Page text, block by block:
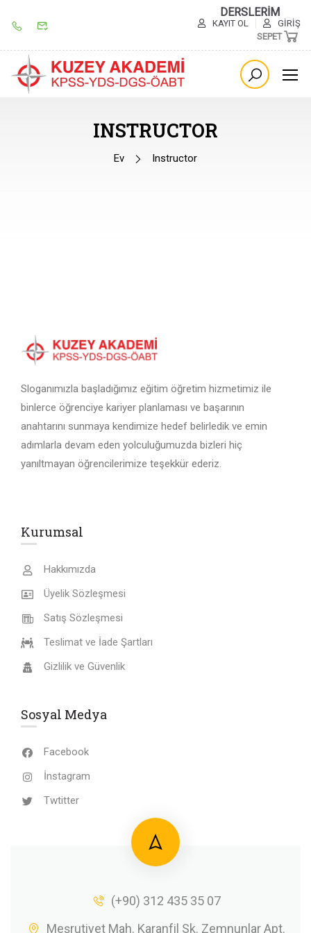
DERSLERİM
KAYIT OL
GIRIŞ
SEPET
INSTRUCTOR
Ev Instructor
Sloganımızla başladığımız eğitim öğretim hizmetimiz ile
binlerce öğrenciye kariyer planlaması ve başarının
anahtarını sunmaya kendimize hedef belirledik ve emin
adımlarla devam eden yolculuğumuzda bizleri hiç
yanıltmayan öğrencilerimize teşekkür ederiz.
Kurumsal
Hakkımızda
Üyelik Sözleşmesi
Satış Sözleşmesi
Teslimat ve İade Şartları
Gizlilik ve Güvenlik
Sosyal Medya
Facebook
İnstagram
Twtitter
(+90) 312 435 35 07
Meşrutiyet Mah. Karanfil Sk. Zemnunlar Apt.